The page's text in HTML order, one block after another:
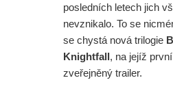
posledních letech jich
nevznikalo. To se
se chystá nová trilogie
Knightfall, na jejíž
zveřejněný trailer.